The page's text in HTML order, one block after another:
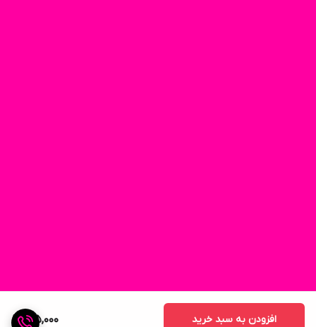
185,000 افزودن به سبد خرید